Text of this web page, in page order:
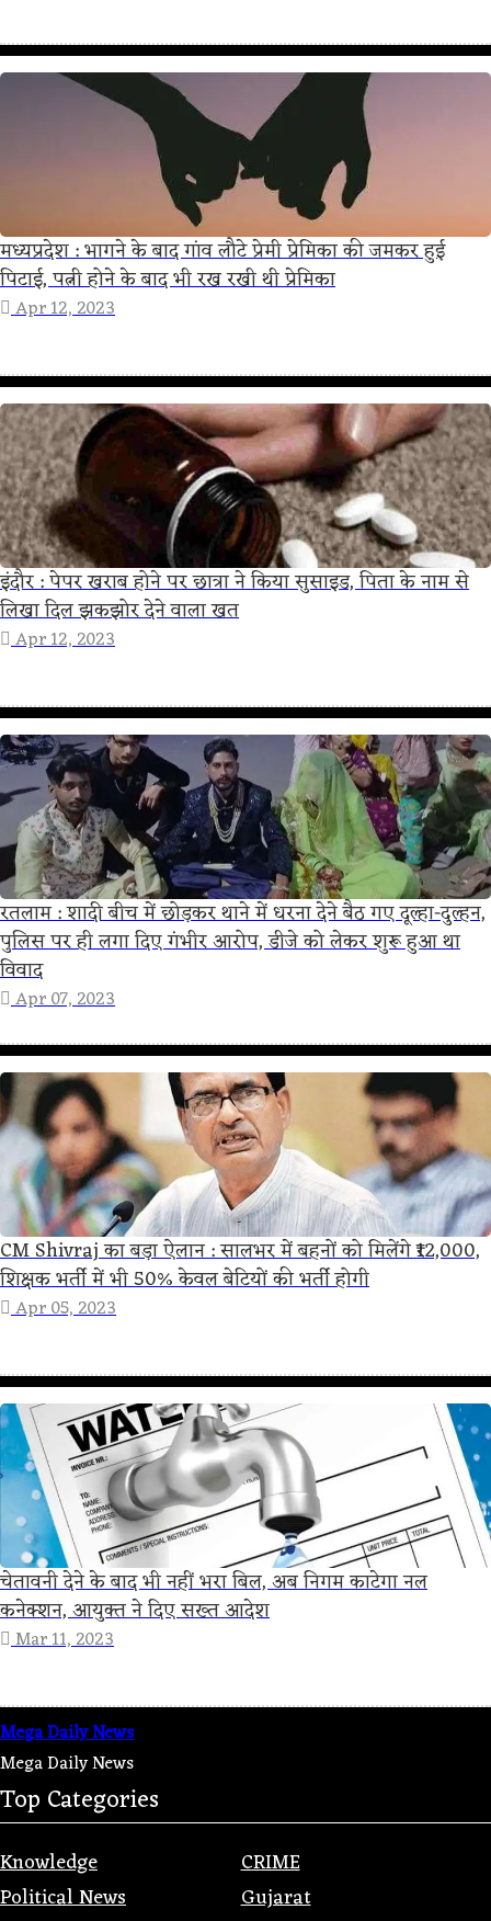
मध्यप्रदेश : भागने के बाद गांव लौटे प्रेमी प्रेमिका की जमकर हुई
पिटाई, पत्नी होने के बाद भी रख रखी थी प्रेमिका
Apr 12, 2023
इंदौर : पेपर खराब होने पर छात्रा ने किया सुसाइड, पिता के नाम से
लिखा दिल झकझोर देने वाला खत
Apr 12, 2023
रतलाम : शादी बीच में छोड़कर थाने में धरना देने बैठ गए दूल्हा-दुल्हन,
पुलिस पर ही लगा दिए गंभीर आरोप, डीजे को लेकर शुरू हुआ था
विवाद
Apr 07, 2023
CM Shivraj का बड़ा ऐलान : सालभर में बहनों को मिलेंगे ₹12,000,
शिक्षक भर्ती में भी 50% केवल बेटियों की भर्ती होगी
Apr 05, 2023
चेतावनी देने के बाद भी नहीं भरा बिल, अब निगम काटेगा नल
कनेक्शन, आयुक्त ने दिए सख्त आदेश
Mar 11, 2023
Mega Daily News
Mega Daily News
Top Categories
Knowledge
CRIME
Political News
Gujarat